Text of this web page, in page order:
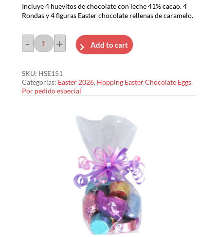
Incluye 4 huevitos de chocolate con leche 41% cacao. 4
Rondas y 4 figuras Easter chocolate rellenas de caramelo.
Egg-
cantidad
- + Add to cart
SKU: HSE151
Categorías: Easter 2026, Hopping Easter Chocolate Eggs,
Por pedido especial